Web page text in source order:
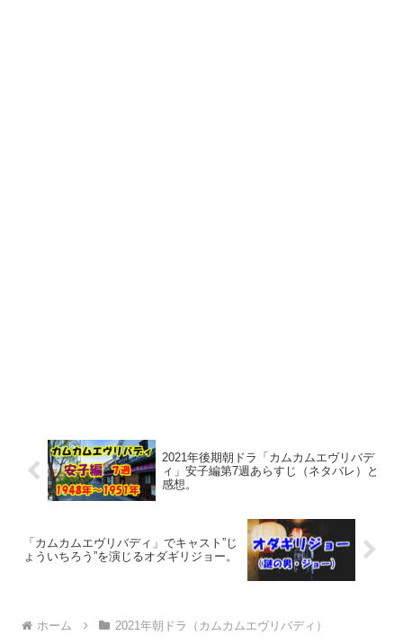
2021年後期朝ドラ「カムカムエヴリバデ
ィ」安子編第7週あらすじ（ネタバレ）と
感想。
「カムカムエヴリバディ」でキャスト”じ
ょういちろう”を演じるオダギリジョー。
ホーム 2021年朝ドラ（カムカムエヴリバディ）